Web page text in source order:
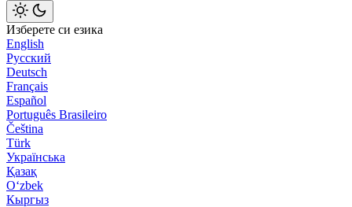
Изберете си езика
English
Русский
Deutsch
Français
Español
Português Brasileiro
Čeština
Türk
Українська
Қазақ
Оʻzbek
Кыргыз